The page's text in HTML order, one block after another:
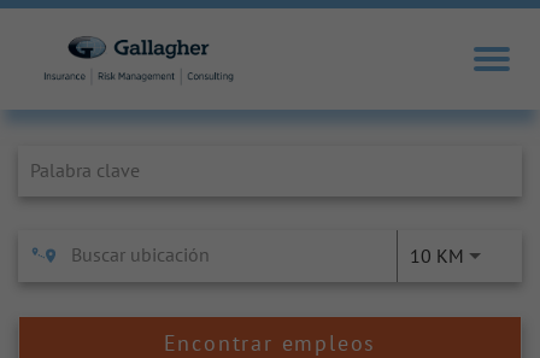
10 KM
Encontrar empleos